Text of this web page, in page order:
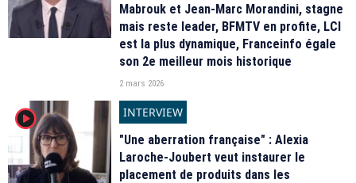
Mabrouk et Jean-Marc Morandini, stagne
mais reste leader, BFMTV en profite, LCI
est la plus dynamique, Franceinfo égale
son 2e meilleur mois historique
2 mars 2026
player2
INTERVIEW
"Une aberration française" : Alexia
Laroche-Joubert veut instaurer le
placement de produits dans les